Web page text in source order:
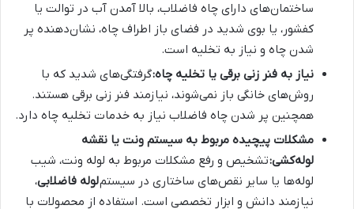
ساختمان‌های دارای چاه فاضلاب، بالا آمدن آب در توالت یا
کفشور، یا بوی شدید در فضای باز اطراف چاه، نشان‌دهنده پر
شدن چاه و نیاز به تخلیه است.
نیاز به فنر زنی برقی یا تخلیه چاه:گرفتگی‌های شدید که با
روش‌های خانگی باز نمی‌شوند، نیازمند فنر زنی برقی هستند.
همچنین پر شدن چاه فاضلاب نیاز به خدمات تخلیه چاه دارد.
مشکلات پیچیده مربوط به سیستم ونت یا نقشه
لوله‌کشی:تشخیص و رفع مشکلات مربوط به لوله ونت، شیب
لوله‌ها یا سایر نقص‌های ساختاری در سیستملوله فاضلابی،
نیازمند دانش و ابزار تخصصی است. استفاده از محصولات با